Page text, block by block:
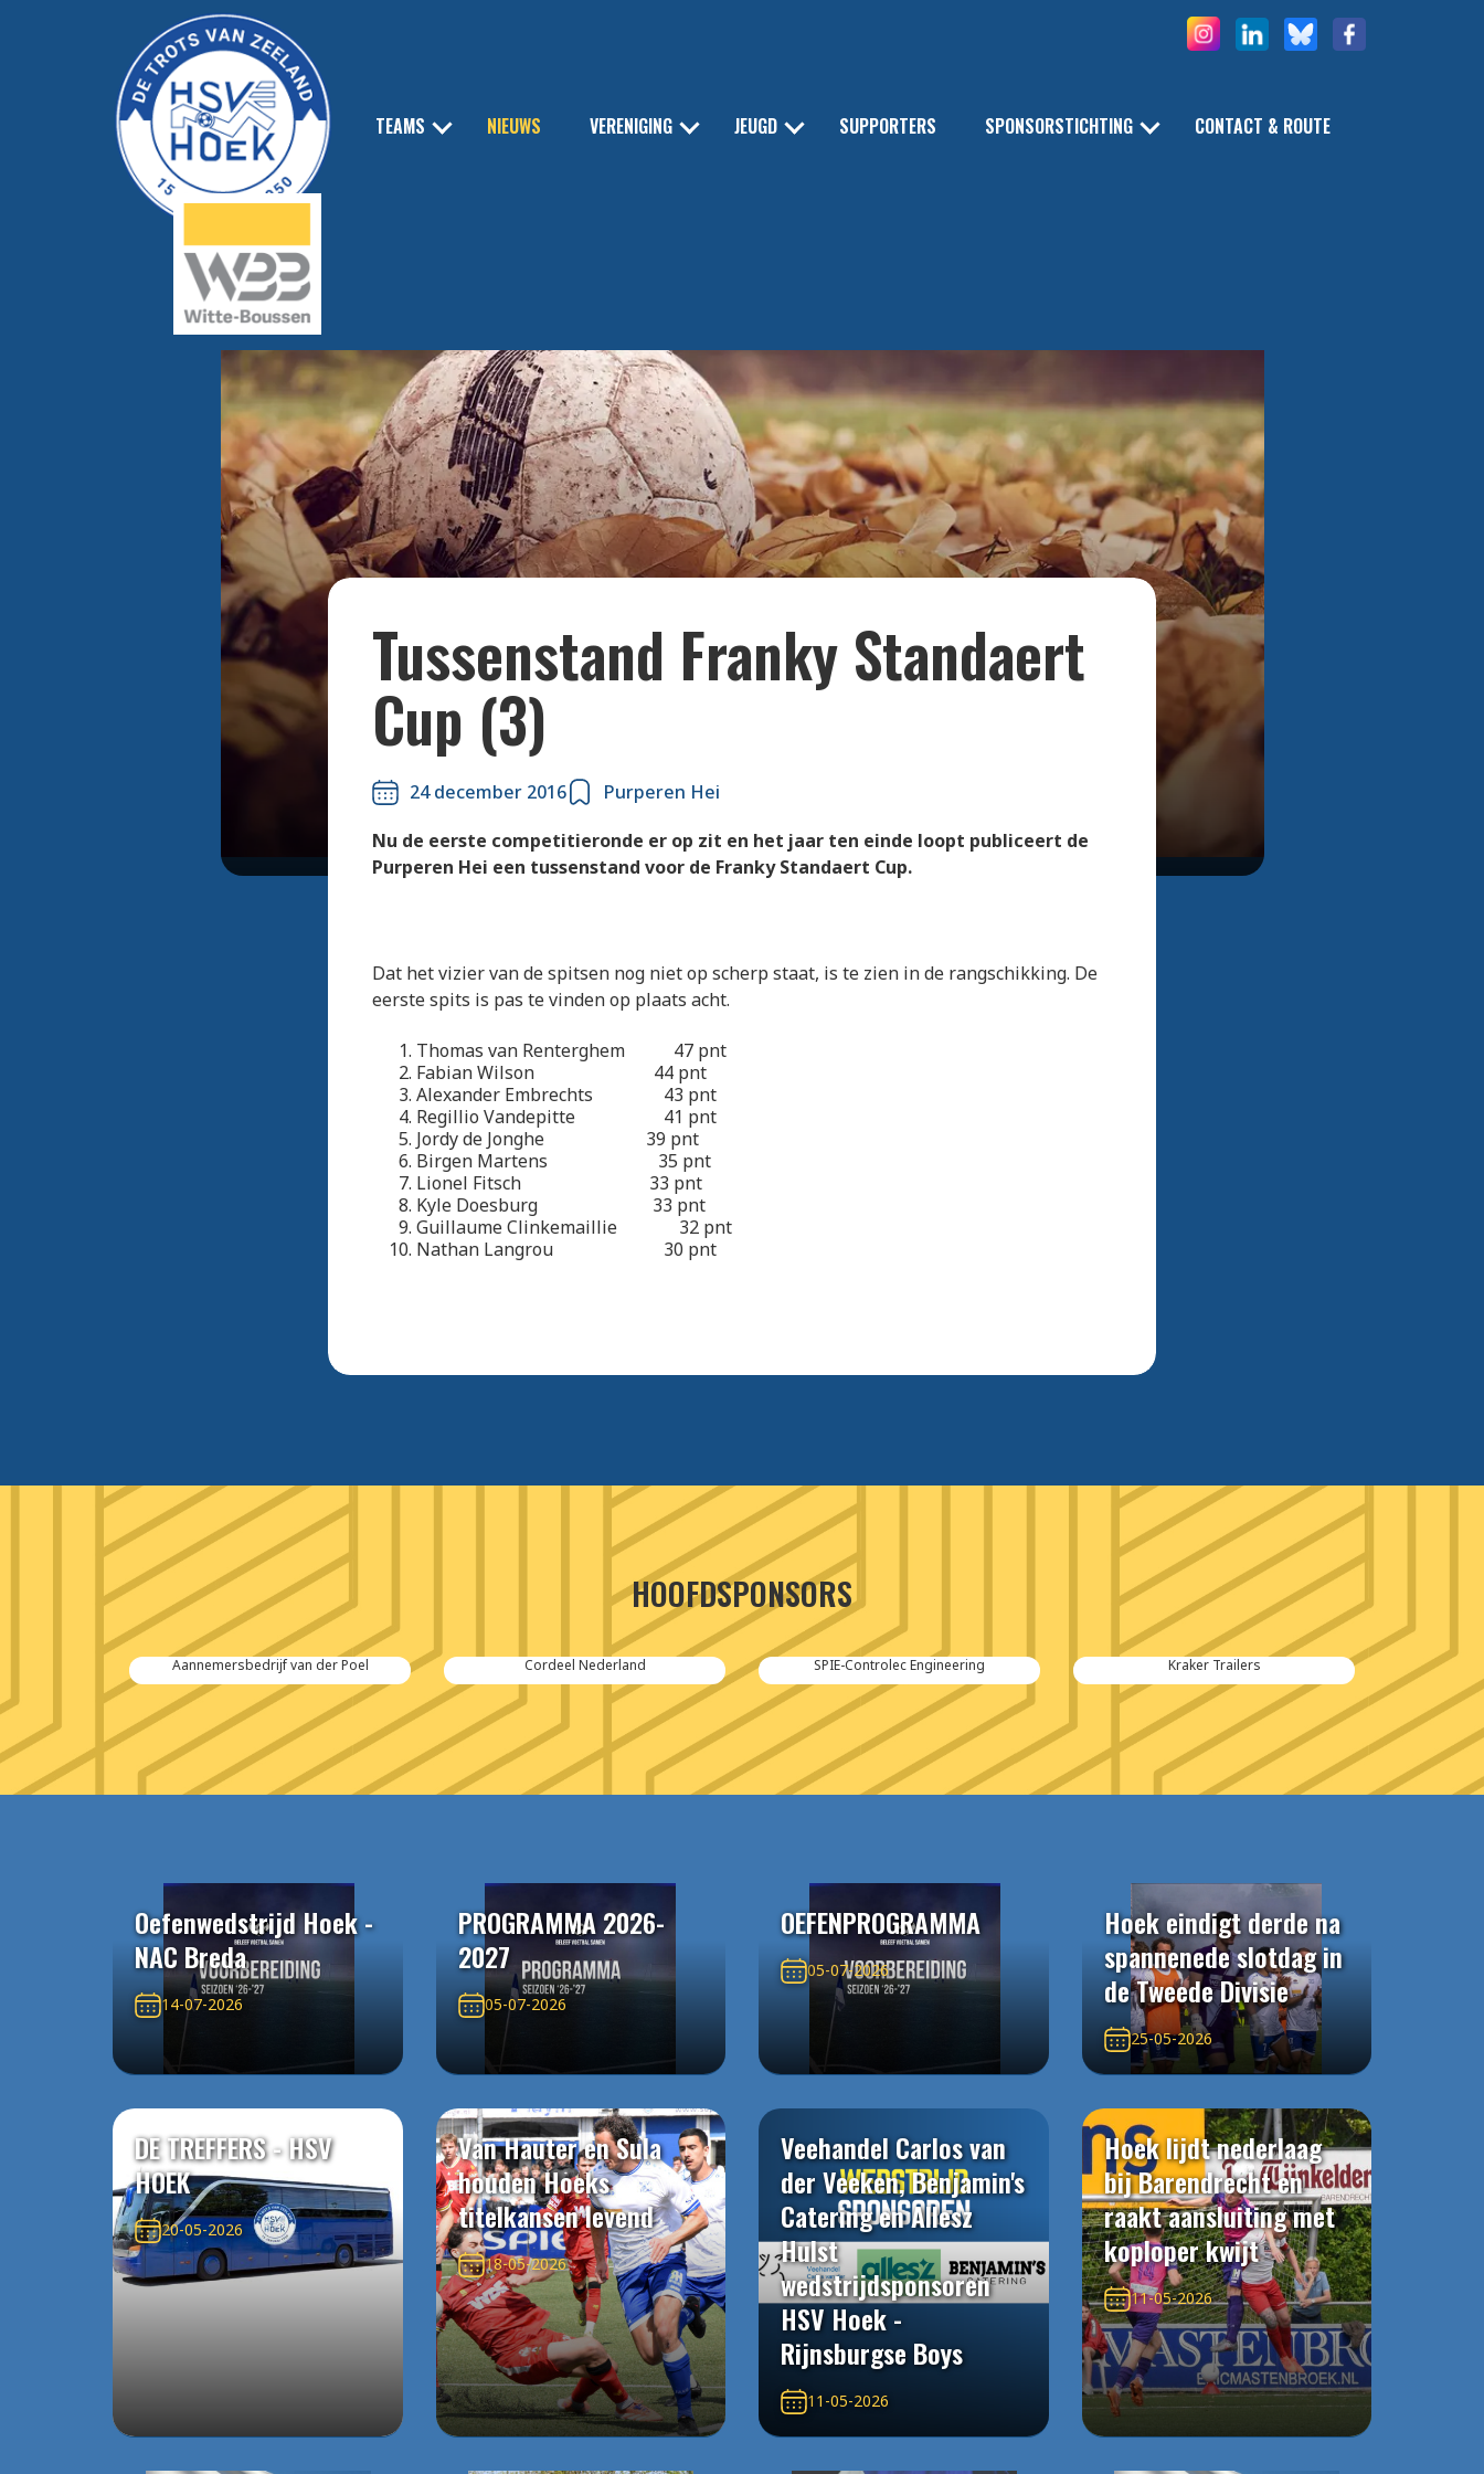
TEAMS NIEUWS VERENIGING JEUGD SUPPORTERS SPONSORSTICHTING CONTACT & ROUTE
Bekijk alle foto's
Tussenstand Franky Standaert
Cup (3)
24 december 2016
Purperen Hei
Nu de eerste competitieronde er op zit en het jaar ten einde loopt publiceert de
Purperen Hei een tussenstand voor de Franky Standaert Cup.
Dat het vizier van de spitsen nog niet op scherp staat, is te zien in de rangschikking. De
eerste spits is pas te vinden op plaats acht.
Thomas van Renterghem 47 pnt
Fabian Wilson 44 pnt
Alexander Embrechts 43 pnt
Regillio Vandepitte 41 pnt
Jordy de Jonghe 39 pnt
Birgen Martens 35 pnt
Lionel Fitsch 33 pnt
Kyle Doesburg 33 pnt
Guillaume Clinkemaillie 32 pnt
Nathan Langrou 30 pnt
HOOFDSPONSORS
Aannemersbedrijf van der Poel Cordeel Nederland SPIE-Controlec Engineering Kraker Trailers
Oefenwedstrijd Hoek -
NAC Breda
14-07-2026
PROGRAMMA 2026-
2027
05-07-2026
OEFENPROGRAMMA
05-07-2026
Hoek eindigt derde na
spannenede slotdag in
de Tweede Divisie
25-05-2026
DE TREFFERS - HSV
HOEK
20-05-2026
Van Hauter en Sula
houden Hoeks
titelkansen levend
18-05-2026
Veehandel Carlos van
der Veeken, Benjamin's
Catering en Allesz
Hulst
wedstrijdsponsoren
HSV Hoek -
Rijnsburgse Boys
11-05-2026
Hoek lijdt nederlaag
bij Barendrecht en
raakt aansluiting met
koploper kwijt
11-05-2026